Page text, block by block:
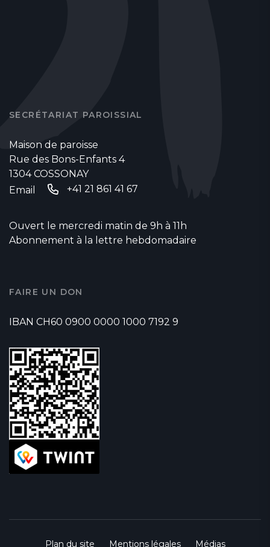
SECRÉTARIAT PAROISSIAL
Maison de paroisse
Rue des Bons-Enfants 4
1304 COSSONAY
Email
+41 21 861 41 67
Ouvert le mercredi matin de 9h à 11h
Abonnement à la lettre hebdomadaire
FAIRE UN DON
IBAN CH60 0900 0000 1000 7192 9
Plan du site Mentions légales Médias